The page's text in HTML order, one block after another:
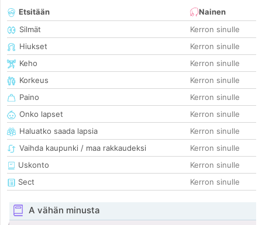
Etsitään
Nainen
Silmät
Kerron sinulle
Hiukset
Kerron sinulle
Keho
Kerron sinulle
Korkeus
Kerron sinulle
Paino
Kerron sinulle
Onko lapset
Kerron sinulle
Haluatko saada lapsia
Kerron sinulle
Vaihda kaupunki / maa rakkaudeksi
Kerron sinulle
Uskonto
Kerron sinulle
Sect
Kerron sinulle
A vähän minusta